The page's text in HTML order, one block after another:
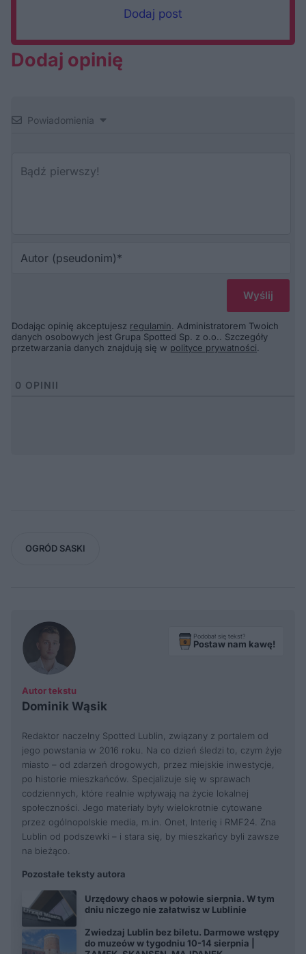
Dodaj post
Dodaj opinię
Powiadomienia
Dodając opinię akceptujesz regulamin. Administratorem Twoich
danych osobowych jest Grupa Spotted Sp. z o.o.. Szczegóły
przetwarzania danych znajdują się w polityce prywatności.
0 OPINII
OGRÓD SASKI
Autor tekstu
Dominik Wąsik
Podobał się tekst?
Postaw nam kawę!
Redaktor naczelny Spotted Lublin, związany z portalem od
jego powstania w 2016 roku. Na co dzień śledzi to, czym żyje
miasto – od zdarzeń drogowych, przez miejskie inwestycje,
po historie mieszkańców. Specjalizuje się w sprawach
codziennych, które realnie wpływają na życie lokalnej
społeczności. Jego materiały były wielokrotnie cytowane
przez ogólnopolskie media, m.in. Onet, Interię i RMF24. Zna
Lublin od podszewki – i stara się, by mieszkańcy byli zawsze
na bieżąco.
Pozostałe teksty autora
Urzędowy chaos w połowie sierpnia. W tym
dniu niczego nie załatwisz w Lublinie
Zwiedzaj Lublin bez biletu. Darmowe wstępy
do muzeów w tygodniu 10-14 sierpnia |